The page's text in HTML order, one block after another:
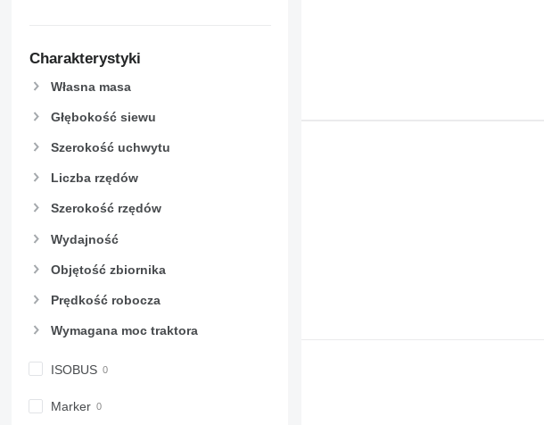
Charakterystyki
Własna masa
Głębokość siewu
Szerokość uchwytu
Liczba rzędów
Szerokość rzędów
Wydajność
Objętość zbiornika
Prędkość robocza
Wymagana moc traktora
ISOBUS
Marker